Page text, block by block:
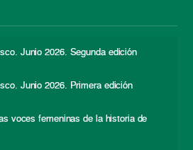
Junio 2026. Segunda edición
Junio 2026. Primera edición
voces femeninas de la historia de